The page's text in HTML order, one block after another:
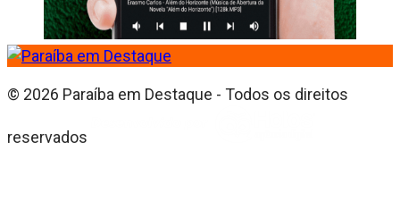
© 2026 Paraíba em Destaque - Todos os direitos
reservados